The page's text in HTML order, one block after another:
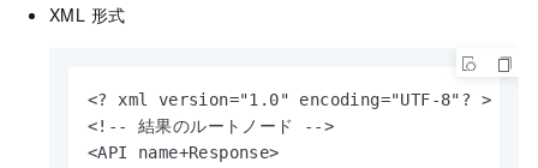
XML 形式
<? xml version="1.0" encoding="UTF-8"? >
<!-- 結果のルートノード -->
<API name+Response>